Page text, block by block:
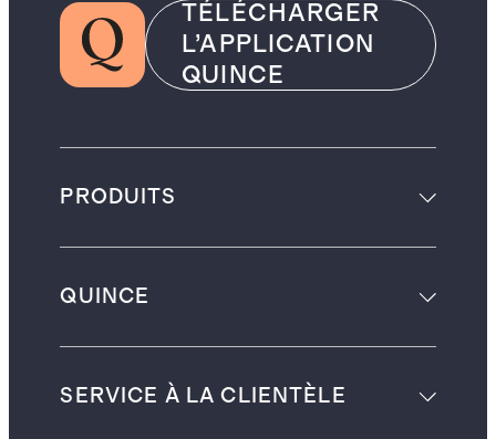
TÉLÉCHARGER
L’APPLICATION
QUINCE
PRODUITS
QUINCE
SERVICE À LA CLIENTÈLE